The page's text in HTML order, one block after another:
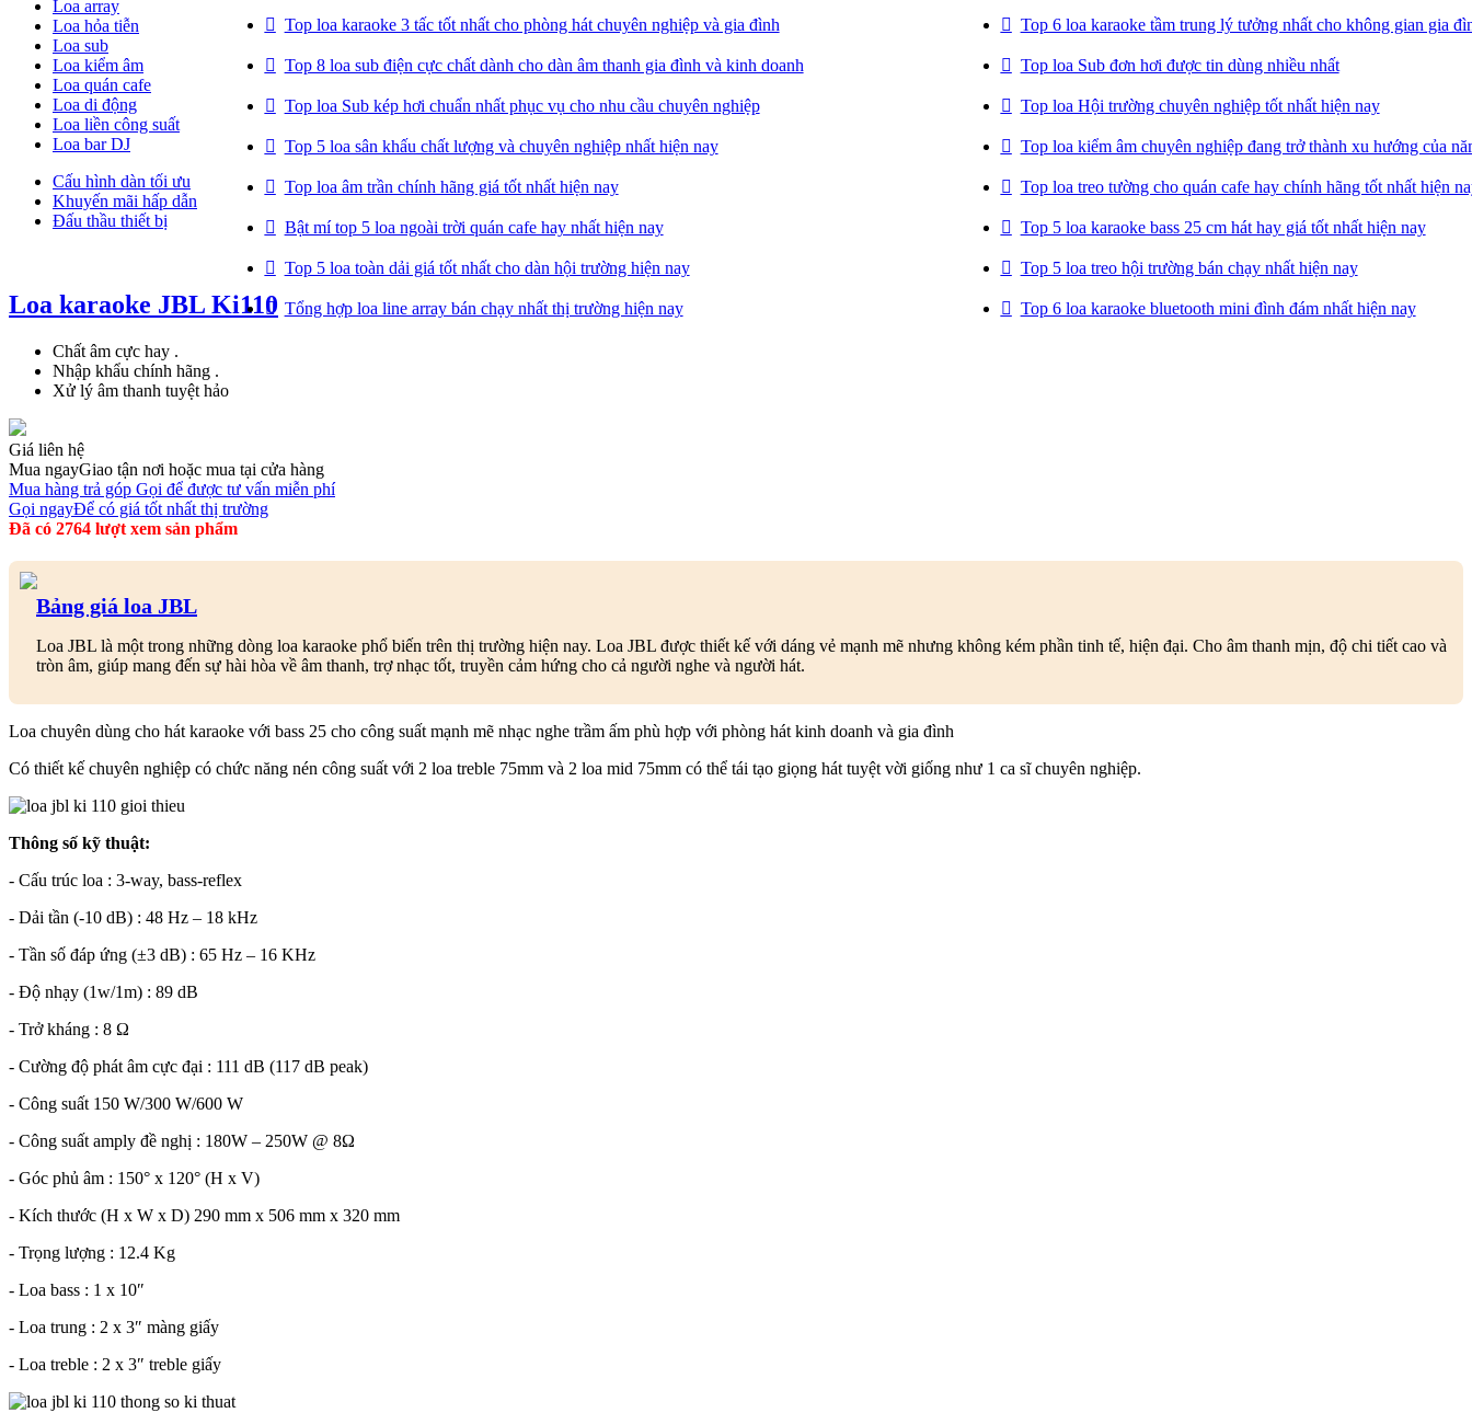
Loa array
Loa hỏa tiễn
Loa sub
Loa kiểm âm
Loa quán cafe
Loa di động
Loa liền công suất
Loa bar DJ
Cấu hình dàn tối ưu
Khuyến mãi hấp dẫn
Đấu thầu thiết bị
Loa karaoke JBL Ki110
Chất âm cực hay .
Nhập khẩu chính hãng .
Xử lý âm thanh tuyệt hảo
Giá liên hệ
Mua ngayGiao tận nơi hoặc mua tại cửa hàng
Mua hàng trả góp Gọi để được tư vấn miễn phí
Gọi ngayĐể có giá tốt nhất thị trường
Đã có 2764 lượt xem sản phẩm
Bảng giá loa JBL
Loa JBL là một trong những dòng loa karaoke phổ biến trên thị trường hiện nay. Loa JBL được thiết kế với dáng vẻ mạnh mẽ nhưng không kém phần tinh tế, hiện đại. Cho âm thanh mịn, độ chi tiết cao và
tròn âm, giúp mang đến sự hài hòa về âm thanh, trợ nhạc tốt, truyền cảm hứng cho cả người nghe và người hát.
Loa chuyên dùng cho hát karaoke với bass 25 cho công suất mạnh mẽ nhạc nghe trầm ấm phù hợp với phòng hát kinh doanh và gia đình
Có thiết kế chuyên nghiệp có chức năng nén công suất với 2 loa treble 75mm và 2 loa mid 75mm có thể tái tạo giọng hát tuyệt vời giống như 1 ca sĩ chuyên nghiệp.
Thông số kỹ thuật:
- Cấu trúc loa : 3-way, bass-reflex
- Dải tần (-10 dB) : 48 Hz – 18 kHz
- Tần số đáp ứng (±3 dB) : 65 Hz – 16 KHz
- Độ nhạy (1w/1m) : 89 dB
- Trở kháng : 8 Ω
- Cường độ phát âm cực đại : 111 dB (117 dB peak)
- Công suất 150 W/300 W/600 W
- Công suất amply đề nghị : 180W – 250W @ 8Ω
- Góc phủ âm : 150° x 120° (H x V)
- Kích thước (H x W x D) 290 mm x 506 mm x 320 mm
- Trọng lượng : 12.4 Kg
- Loa bass : 1 x 10″
- Loa trung : 2 x 3″ màng giấy
- Loa treble : 2 x 3″ treble giấy
Top loa karaoke 3 tấc tốt nhất cho phòng hát chuyên nghiệp và gia đình Top 6 loa karaoke tầm trung lý tưởng nhất cho không gian gia
Top 8 loa sub điện cực chất dành cho dàn âm thanh gia đình và kinh doanh Top loa Sub đơn hơi được tin dùng nhiều nhất
Top loa Sub kép hơi chuẩn nhất phục vụ cho nhu cầu chuyên nghiệp Top loa Hội trường chuyên nghiệp tốt nhất hiện nay
Top 5 loa sân khấu chất lượng và chuyên nghiệp nhất hiện nay Top loa kiểm âm chuyên nghiệp đang trở thành xu hướng của
Top loa âm trần chính hãng giá tốt nhất hiện nay Top loa treo tường cho quán cafe hay chính hãng tốt nhất hiện
Bật mí top 5 loa ngoài trời quán cafe hay nhất hiện nay Top 5 loa karaoke bass 25 cm hát hay giá tốt nhất hiện nay
Top 5 loa toàn dải giá tốt nhất cho dàn hội trường hiện nay Top 5 loa treo hội trường bán chạy nhất hiện nay
Tổng hợp loa line array bán chạy nhất thị trường hiện nay Top 6 loa karaoke bluetooth mini đình đám nhất hiện nay